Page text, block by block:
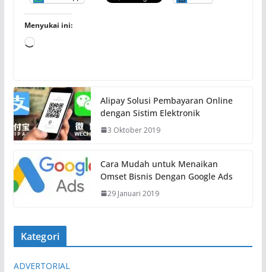
Menyukai ini:
M
u
a
t
.
Alipay Solusi Pembayaran Online
dengan Sistim Elektronik
3 Oktober 2019
Cara Mudah untuk Menaikan
Omset Bisnis Dengan Google Ads
29 Januari 2019
Kategori
ADVERTORIAL